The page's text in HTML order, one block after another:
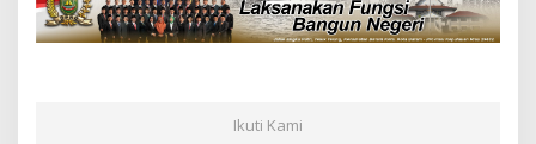
Ikuti Kami